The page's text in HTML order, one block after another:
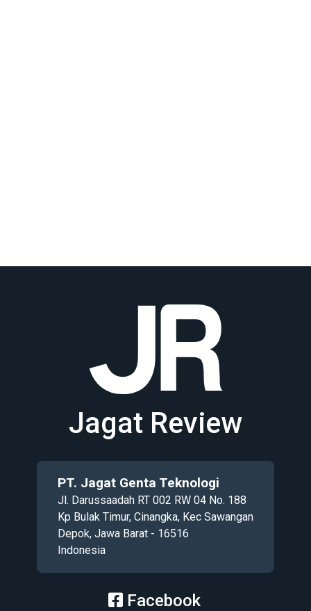
Jagat Review
PT. Jagat Genta Teknologi
Jl. Darussaadah RT 002 RW 04 No. 188
Kp Bulak Timur, Cinangka, Kec Sawangan
Depok, Jawa Barat - 16516
Indonesia
Facebook